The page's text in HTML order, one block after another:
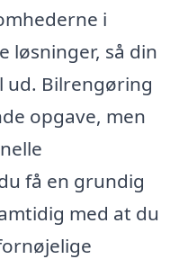
i
løsninger, så din
Bilrengøring
opgave, men
få en grundig
med at du